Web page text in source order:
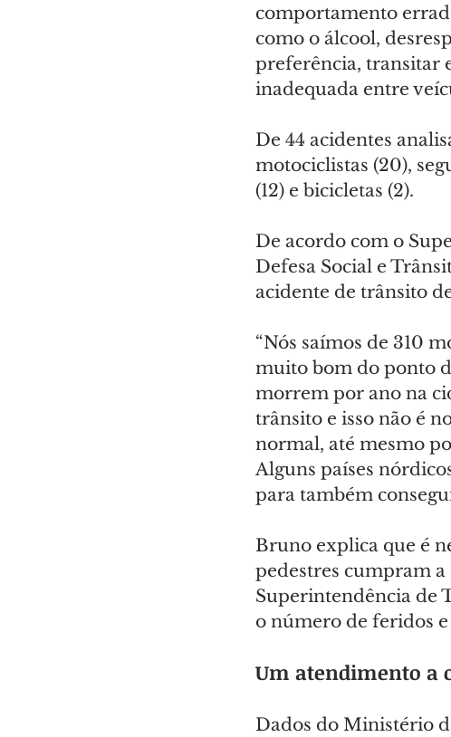
comportamento
como o álcool,
preferência, transitar
inadequada entre
De 44 acidentes
motociclistas (20),
(12) e bicicletas (2).
De acordo com o
Defesa Social e
acidente de trânsito
“Nós saímos de 310
muito bom do ponto
morrem por ano na
trânsito e isso não é
normal, até mesmo
Alguns países
para também
Bruno explica que é
pedestres cumpram a
Superintendência de
o número de feridos
Um atendimento a
Dados do Ministério